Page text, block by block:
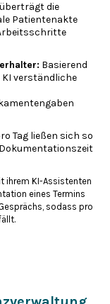
überträgt die
Patientenakte
Basierend
verständliche
Tag ließen sich so
ihrem KI-Assistenten
eines Termins
sodass pro